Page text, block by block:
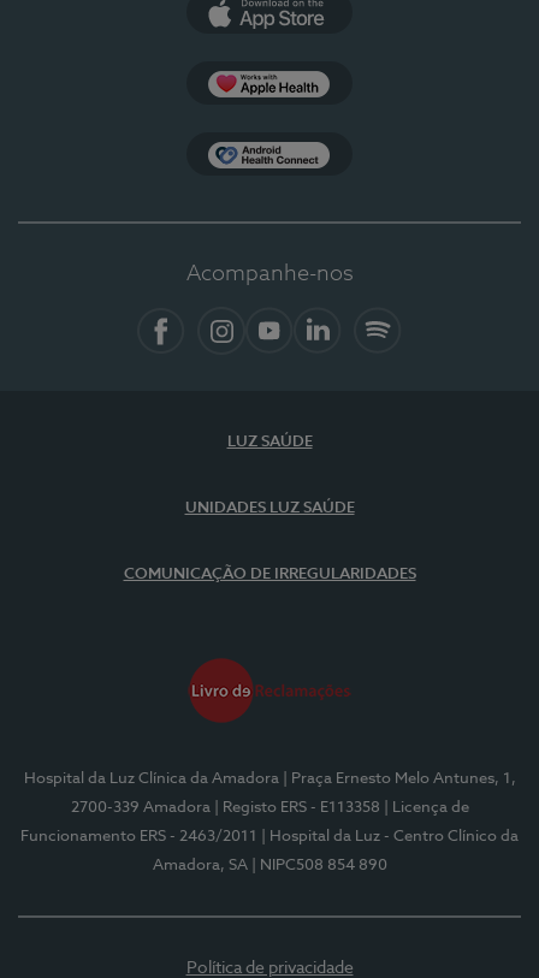
Acompanhe-nos
LUZ SAÚDE
UNIDADES LUZ SAÚDE
COMUNICAÇÃO DE IRREGULARIDADES
Hospital da Luz Clínica da Amadora
| Praça Ernesto Melo Antunes, 1,
2700-339 Amadora
| Registo ERS - E113358
| Licença de
Funcionamento ERS - 2463/2011
| Hospital da Luz - Centro Clínico da
Amadora, SA
| NIPC508 854 890
Política de privacidade